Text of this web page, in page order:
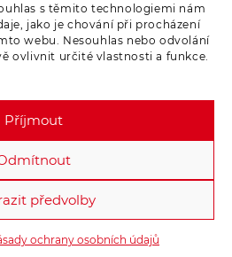
s těmito technologiemi nám
jako je chování při procházení
webu. Nesouhlas nebo odvolání
ovlivnit určité vlastnosti a funkce.
Příjmout
předvolby
ochrany osobních údajů
obchodní podmínky &
řád OSMONT
od smlouvy